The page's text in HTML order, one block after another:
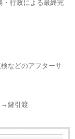
・行政による最終完
などのアフターサ
→鍵引渡